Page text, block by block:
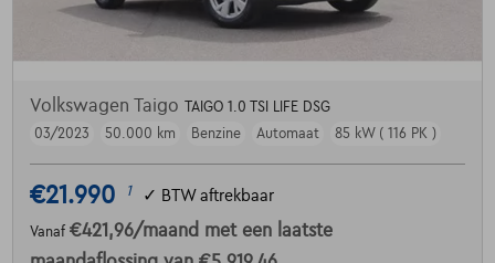
Volkswagen Taigo
TAIGO 1.0 TSI LIFE DSG
03/2023
50.000 km Benzine Automaat 85 kW ( 116 PK )
€21.990 1 ✓ BTW aftrekbaar
Vanaf €421,96/maand met een laatste